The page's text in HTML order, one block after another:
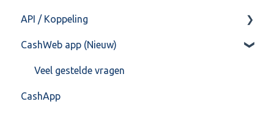
Postbus
Training & Consultancy
Overig
Fiscaal
Overig
CashHero Layout
Mailen vanuit CASHWeb
Algemeen gebruik
API / Koppeling
Algemeen
Api 3.0 (SOAP API)
API 4.0 (REST API)
CashWeb app (Nieuw)
Veel gestelde vragen
CashApp